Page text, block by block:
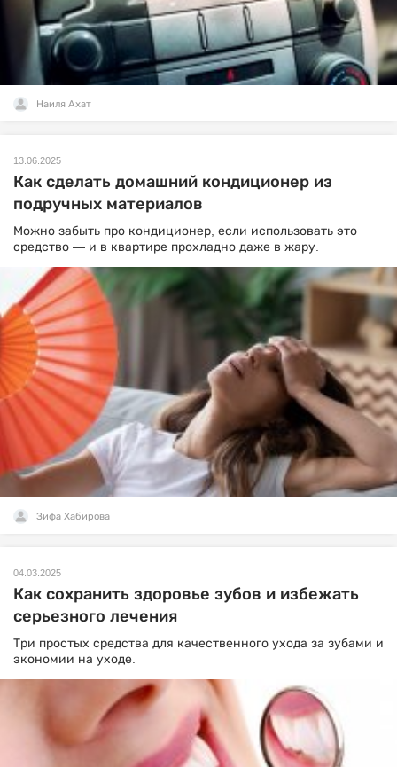
Наиля Ахат
13.06.2025
Как сделать домашний кондиционер из
подручных материалов
Можно забыть про кондиционер, если использовать это
средство — и в квартире прохладно даже в жару.
Зифа Хабирова
04.03.2025
Как сохранить здоровье зубов и избежать
серьезного лечения
Три простых средства для качественного ухода за зубами и
экономии на уходе.